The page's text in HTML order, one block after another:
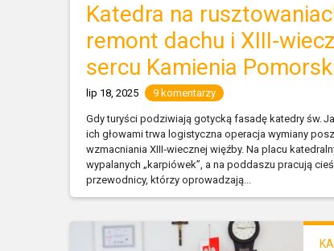
Katedra na
remont dachu i
sercu Kamienia
lip 18, 2025 9 komentarzy
Gdy turyści podziwiają gotycką fasadę katedry św.
ich głowami trwa logistyczna operacja wymiany
wzmacniania XIII‑wiecznej więźby. Na placu
wypalanych „karpiówek”, a na poddaszu pracują
przewodnicy, którzy oprowadzają...